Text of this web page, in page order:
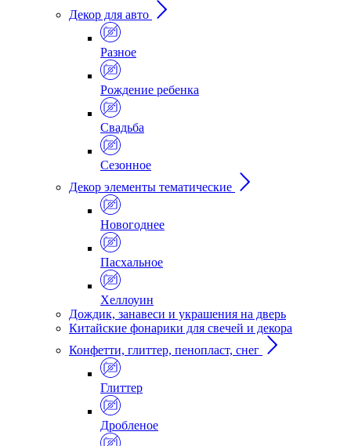
Декор для авто
Разное
Рождение ребенка
Свадьба
Сезонное
Декор элементы тематические
Новогоднее
Пасхальное
Хеллоуин
Дождик, занавеси и украшения на дверь
Китайские фонарики для свечей и декора
Конфетти, глиттер, пенопласт, снег
Глиттер
Дробленое